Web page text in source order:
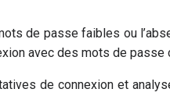
de passe faibles ou
avec des mots de
de connexion et